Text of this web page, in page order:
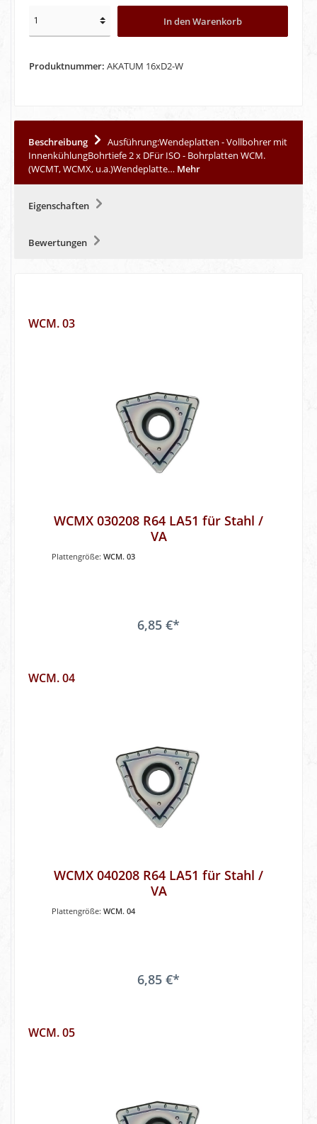
In den Warenkorb
Produktnummer: AKATUM 16xD2-W
Beschreibung
Ausführung:Wendeplatten - Vollbohrer mit
InnenkühlungBohrtiefe 2 x DFür ISO - Bohrplatten WCM.
(WCMT, WCMX, u.a.)Wendeplatte… Mehr
Eigenschaften
Bewertungen
WCM. 03
WCMX 030208 R64 LA51 für Stahl /
VA
Plattengröße: WCM. 03
6,85 €*
WCM. 04
WCMX 040208 R64 LA51 für Stahl /
VA
Plattengröße: WCM. 04
6,85 €*
WCM. 05